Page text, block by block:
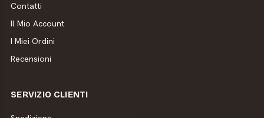
Contatti
Il Mio Account
I Miei Ordini
Recensioni
SERVIZIO CLIENTI